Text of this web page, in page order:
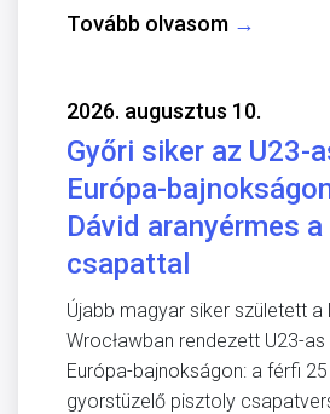
Tovább olvasom →
2026. augusztus 10.
Győri siker az U23-
Európa-
Dávid aranyérmes
csapattal
Újabb magyar siker született a
Wrocławban rendezett U23-
Európa-bajnokságon: a férfi
gyorstüzelő pisztoly